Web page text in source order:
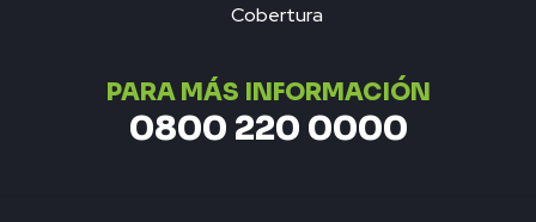
Cobertura
PARA MÁS INFORMACIÓN
0800 220 0000